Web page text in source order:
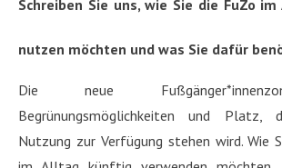
Schreiben Sie uns, wie Sie die FuZo
nutzen möchten und was Sie dafür
Die neue
Begrünungsmöglichkeiten und
Nutzung zur Verfügung stehen wird. Wie